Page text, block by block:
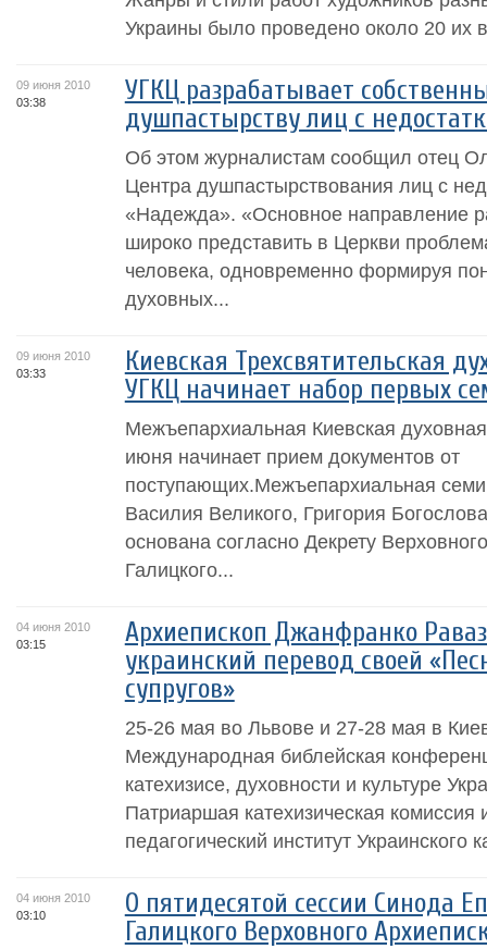
Украины было проведено около 20 их
09 июня 2010
03:38
УГКЦ разрабатывает
душпастырству лиц с
Об этом журналистам сообщил отец
Центра душпастырствования лиц с
«Надежда». «Основное направление
широко представить в Церкви
человека, одновременно формируя
духовных...
09 июня 2010
03:33
Киевская Трехсвятительская
УГКЦ начинает набор первых
Межъепархиальная Киевская
июня начинает прием документов от
поступающих.Межъепархиальная
Василия Великого, Григория
основана согласно Декрету
Галицкого...
04 июня 2010
03:15
Архиепископ Джанфранко
украинский перевод своей
супругов»
25-26 мая во Львове и 27-28 мая в
Международная библейская
катехизисе, духовности и культуре
Патриаршая катехизическая комиссия
педагогический институт Украинского
04 июня 2010
03:10
О пятидесятой сессии Синода
Галицкого Верховного